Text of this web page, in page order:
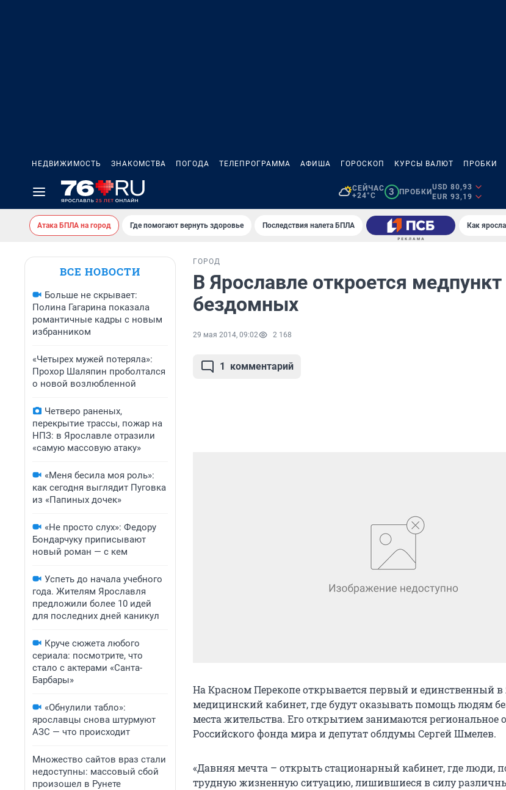
НЕДВИЖИМОСТЬ ЗНАКОМСТВА ПОГОДА ТЕЛЕПРОГРАММА АФИША ГОРОСКОП КУРСЫ ВАЛЮТ ПРОБКИ
СЕЙЧАС
+24°C
3 ПРОБКИ
USD 80,93
EUR 93,19
Атака БПЛА на город Где помогают вернуть здоровье Последствия налета БПЛА Как
ВСЕ НОВОСТИ
Больше не скрывает:
Полина Гагарина показала
романтичные кадры с новым
избранником
«Четырех мужей потеряла»:
Прохор Шаляпин проболтался
о новой возлюбленной
Четверо раненых,
перекрытие трассы, пожар на
НПЗ: в Ярославле отразили
«самую массовую атаку»
«Меня бесила моя роль»:
как сегодня выглядит Пуговка
из «Папиных дочек»
«Не просто слух»: Федору
Бондарчуку приписывают
новый роман — с кем
Успеть до начала учебного
года. Жителям Ярославля
предложили более 10 идей
для последних дней каникул
Круче сюжета любого
сериала: посмотрите, что
стало с актерами «Санта-
Барбары»
«Обнулили табло»:
ярославцы снова штурмуют
АЗС — что происходит
Множество сайтов враз стали
недоступны: массовый сбой
произошел в Рунете
ГОРОД
В Ярославле откроется
бездомных
29 мая 2014, 09:02 2 168
1 комментарий
На Красном Перекопе открывается первый и единственный в
медицинский кабинет, где будут оказывать помощь людям
места жительства. Его открытием занимаются региональное
Российского фонда мира и депутат облдумы Сергей Шмелев.
«Давняя мечта – открыть стационарный кабинет, где люди,
трудную жизненную ситуацию, лишившиеся в силу